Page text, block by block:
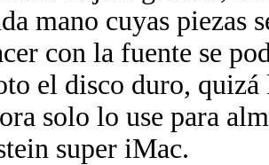
mano cuyas piezas
con la fuente se
el disco duro,
solo lo use para
super iMac.